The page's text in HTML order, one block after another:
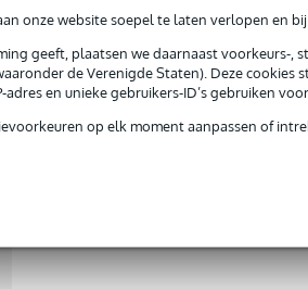
onze website soepel te laten verlopen en
geeft, plaatsen we daarnaast voorkeurs-,
de Verenigde Staten). Deze
adres en unieke gebruikers-ID’s gebruiken
op elk moment aanpassen of